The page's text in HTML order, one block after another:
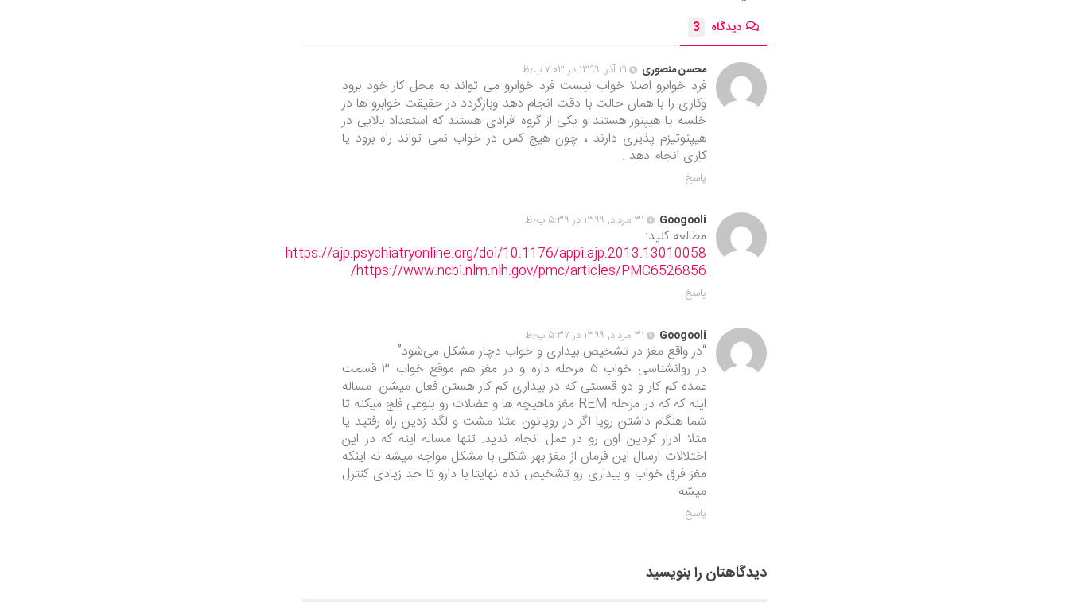
دیدگاه 3
محسن منصوری ۲۱ آذر, ۱۳۹۹ در ۷:۰۳ ب٫ظ
فرد خوابرو اصلا خواب نیست فرد خوابرو می تواند به محل کار خود برود
وکاری را با همان حالت با دقت انجام دهد وبازگردد در حقیقت خوابرو ها در
خلسه یا هیپنوز هستند و یکی از گروه افرادی هستند که استعداد بالایی در
هیپنوتیزم پذیری دارند ، چون هیچ کس در خواب نمی تواند راه برود یا
کاری انجام دهد .
پاسخ
Googooli ۳۱ مرداد, ۱۳۹۹ در ۵:۳۹ ب٫ظ
مطالعه کنید:
https://ajp.psychiatryonline.org/doi/10.1176/appi.ajp.2013.13010058
https://www.ncbi.nlm.nih.gov/pmc/articles/PMC6526856/
پاسخ
Googooli ۳۱ مرداد, ۱۳۹۹ در ۵:۳۷ ب٫ظ
“در واقع مغز در تشخیص بیداری و خواب دچار مشکل می‌شود”
در روانشناسی خواب ۵ مرحله داره و در مغز هم موقع خواب ۳ قسمت
عمده کم کار و دو قسمتی که در بیداری کم کار هستن فعال میشن. مساله
اینه که که در مرحله REM مغز ماهیچه ها و عضلات رو بنوعی فلج میکنه تا
شما هنگام داشتن رویا اگر در رویاتون مثلا مشت و لگد زدین راه رفتید یا
مثلا ادرار کردین اون رو در عمل انجام ندید. تنها مساله اینه که در این
اختلالات ارسال این فرمان از مغز بهر شکلی با مشکل مواجه میشه نه اینکه
مغز فرق خواب و بیداری رو تشخیص نده نهایتا با دارو تا حد زیادی کنترل
میشه
پاسخ
دیدگاهتان را بنویسید